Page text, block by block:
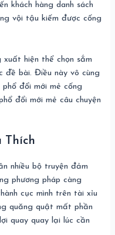
khách hàng danh sách
vội tậu kiếm được cống
xuất hiện thể chọn sắm
đề bài. Điều này vô cùng
đổi mới mẻ cống
đổi mới mẻ câu chuyện
Thích
nhiều bộ truyện đảm
phương pháp càng
cục mình trên tài xỉu
quăng quật mất phần
quay quay lại lúc cần